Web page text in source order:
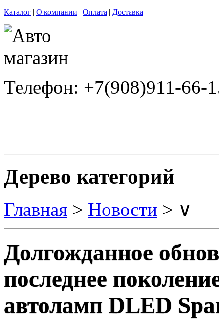
Каталог | О компании | Оплата | Доставка
Телефон: +7(908)911-66-
Дерево категорий
Главная > Новости > ∨
Долгожданное
последнее
автоламп DLED